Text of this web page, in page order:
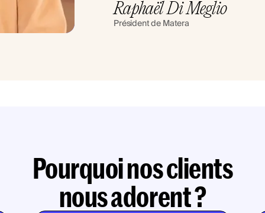
Raphaël Di Meglio
Président de Matera
Pourquoi nos clients
nous adorent ?